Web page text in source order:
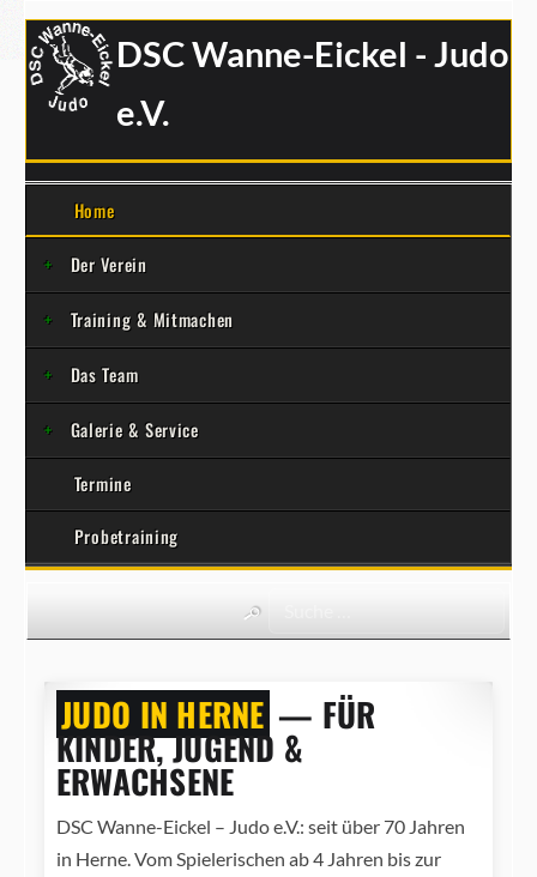
DSC Wanne-Eickel - Judo
e.V.
Home
Der Verein
Training & Mitmachen
Das Team
Galerie & Service
Termine
Probetraining
JUDO IN HERNE — FÜR
KINDER, JUGEND &
ERWACHSENE
DSC Wanne-Eickel – Judo e.V.: seit über 70 Jahren
in Herne. Vom Spielerischen ab 4 Jahren bis zur